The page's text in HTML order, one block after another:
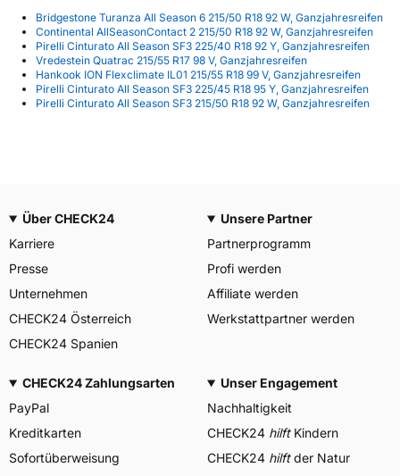
Bridgestone Turanza All Season 6 215/50 R18 92 W, Ganzjahresreifen
Continental AllSeasonContact 2 215/50 R18 92 W, Ganzjahresreifen
Pirelli Cinturato All Season SF3 225/40 R18 92 Y, Ganzjahresreifen
Vredestein Quatrac 215/55 R17 98 V, Ganzjahresreifen
Hankook ION Flexclimate IL01 215/55 R18 99 V, Ganzjahresreifen
Pirelli Cinturato All Season SF3 225/45 R18 95 Y, Ganzjahresreifen
Pirelli Cinturato All Season SF3 215/50 R18 92 W, Ganzjahresreifen
Über CHECK24
Karriere
Presse
Unternehmen
CHECK24 Österreich
CHECK24 Spanien
Unsere Partner
Partnerprogramm
Profi werden
Affiliate werden
Werkstattpartner werden
CHECK24 Zahlungsarten
PayPal
Kreditkarten
Sofortüberweisung
Unser Engagement
Nachhaltigkeit
CHECK24 hilftKindern
CHECK24 hilftder Natur